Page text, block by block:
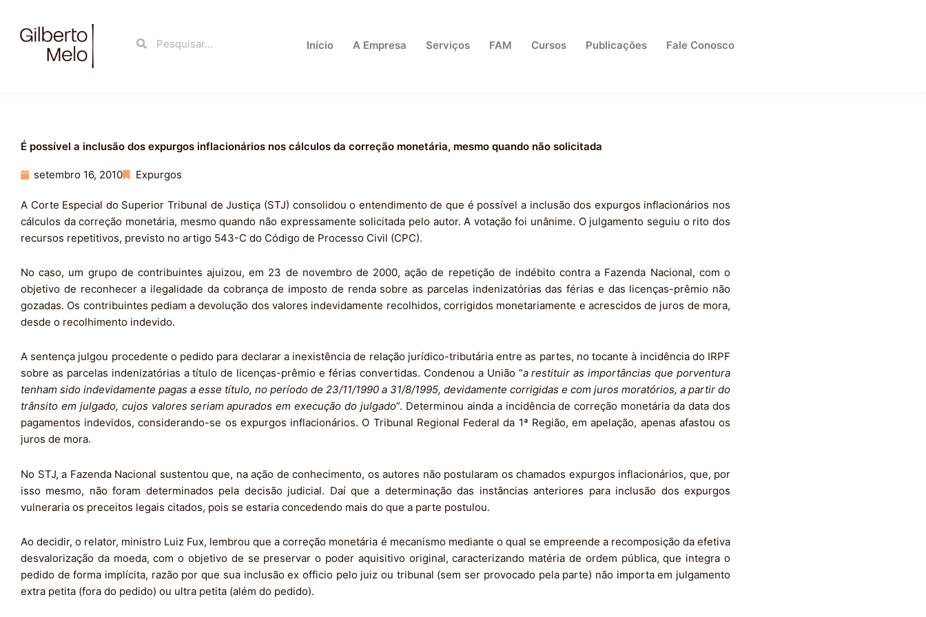
SearchSearch
Início A Empresa Serviços FAM Cursos Publicações Fale Conosco
É possível a inclusão dos expurgos inflacionários nos cálculos da correção monetária, mesmo quando não solicitada
setembro 16, 2010 Expurgos
A Corte Especial do Superior Tribunal de Justiça (STJ) consolidou o entendimento de que é possível a inclusão dos expurgos inflacionários nos
cálculos da correção monetária, mesmo quando não expressamente solicitada pelo autor. A votação foi unânime. O julgamento seguiu o rito dos
recursos repetitivos, previsto no artigo 543-C do Código de Processo Civil (CPC).
No caso, um grupo de contribuintes ajuizou, em 23 de novembro de 2000, ação de repetição de indébito contra a Fazenda Nacional, com o
objetivo de reconhecer a ilegalidade da cobrança de imposto de renda sobre as parcelas indenizatórias das férias e das licenças-prêmio não
gozadas. Os contribuintes pediam a devolução dos valores indevidamente recolhidos, corrigidos monetariamente e acrescidos de juros de mora,
desde o recolhimento indevido.
A sentença julgou procedente o pedido para declarar a inexistência de relação jurídico-tributária entre as partes, no tocante à incidência do IRPF
sobre as parcelas indenizatórias a título de licenças-prêmio e férias convertidas. Condenou a União “a restituir as importâncias que porventura
tenham sido indevidamente pagas a esse título, no período de 23/11/1990 a 31/8/1995, devidamente corrigidas e com juros moratórios, a partir do
trânsito em julgado, cujos valores seriam apurados em execução do julgado”. Determinou ainda a incidência de correção monetária da data dos
pagamentos indevidos, considerando-se os expurgos inflacionários. O Tribunal Regional Federal da 1ª Região, em apelação, apenas afastou os
juros de mora.
No STJ, a Fazenda Nacional sustentou que, na ação de conhecimento, os autores não postularam os chamados expurgos inflacionários, que, por
isso mesmo, não foram determinados pela decisão judicial. Daí que a determinação das instâncias anteriores para inclusão dos expurgos
vulneraria os preceitos legais citados, pois se estaria concedendo mais do que a parte postulou.
Ao decidir, o relator, ministro Luiz Fux, lembrou que a correção monetária é mecanismo mediante o qual se empreende a recomposição da efetiva
desvalorização da moeda, com o objetivo de se preservar o poder aquisitivo original, caracterizando matéria de ordem pública, que integra o
pedido de forma implícita, razão por que sua inclusão ex officio pelo juiz ou tribunal (sem ser provocado pela parte) não importa em julgamento
extra petita (fora do pedido) ou ultra petita (além do pedido).